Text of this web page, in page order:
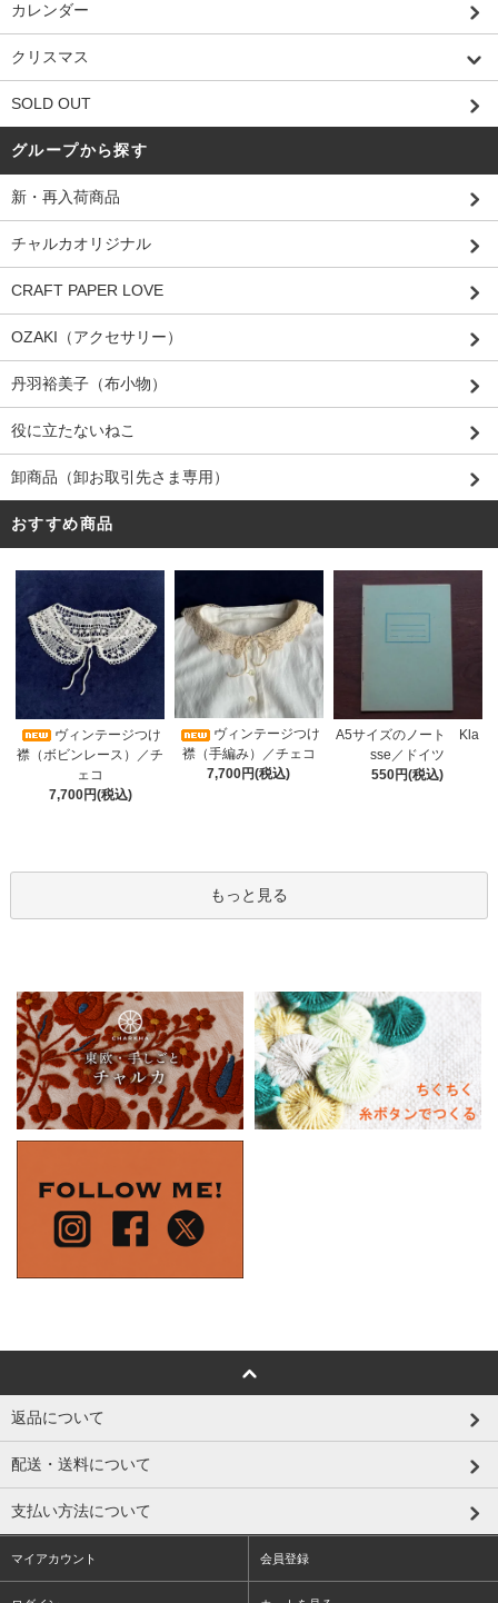
カレンダー
クリスマス
SOLD OUT
グループから探す
新・再入荷商品
チャルカオリジナル
CRAFT PAPER LOVE
OZAKI（アクセサリー）
丹羽裕美子（布小物）
役に立たないねこ
卸商品（卸お取引先さま専用）
おすすめ商品
ヴィンテージつけ
襟（ボビンレース）／チ
ェコ
7,700円(税込)
ヴィンテージつけ
襟（手編み）／チェコ
7,700円(税込)
A5サイズのノート Kla
sse／ドイツ
550円(税込)
もっと見る
返品について
配送・送料について
支払い方法について
マイアカウント 会員登録